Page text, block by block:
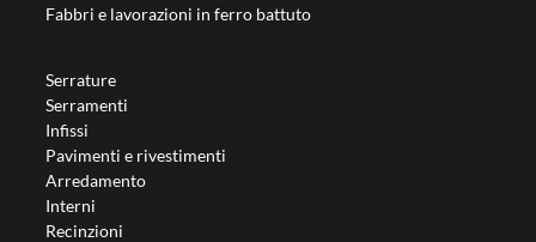
Fabbri e lavorazioni in ferro battuto
Serrature
Serramenti
Infissi
Pavimenti e rivestimenti
Arredamento
Interni
Recinzioni